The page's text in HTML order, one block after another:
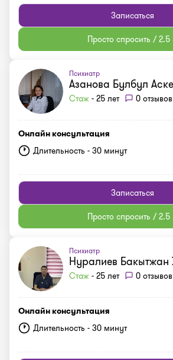
Записаться
Просто спросить / 2.5
Психиатр
Азанова Булбул
Стаж - 25 лет 0 отзывов
Онлайн консультация
Длительность - 30 минут
Записаться
Просто спросить / 2.5
Психиатр
Нуралиев Бакытжан
Стаж - 25 лет 0 отзывов
Онлайн консультация
Длительность - 30 минут